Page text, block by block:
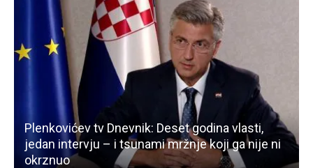
Plenkovićev tv Dnevnik: Deset godina vlasti,
jedan intervju – i tsunami mržnje koji ga nije ni
okrznuo